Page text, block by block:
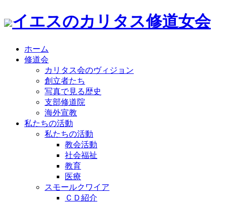
イエスのカリタス修道女会
ホーム
修道会
カリタス会のヴィジョン
創立者たち
写真で見る歴史
支部修道院
海外宣教
私たちの活動
私たちの活動
教会活動
社会福祉
教育
医療
スモールクワイア
ＣＤ紹介